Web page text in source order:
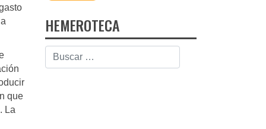
que
La
HEMEROTECA